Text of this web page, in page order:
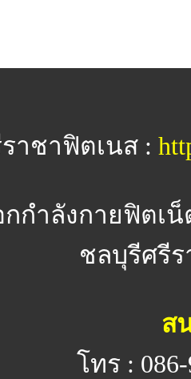
าชาฟิตเนส :
กกำลังกายฟิตเ
ชลบุรีศรี
ส
โทร :